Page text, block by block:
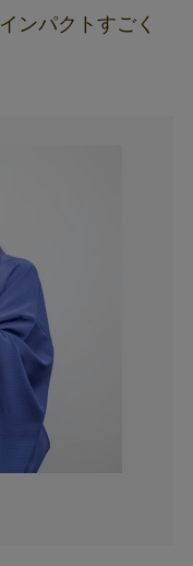
ンパクトすごく